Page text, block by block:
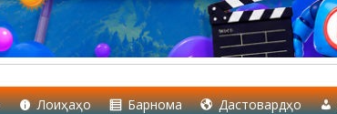
Лоиҳаҳо Барнома Дастовардҳо